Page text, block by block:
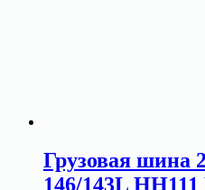
Грузовая шина
146/143L